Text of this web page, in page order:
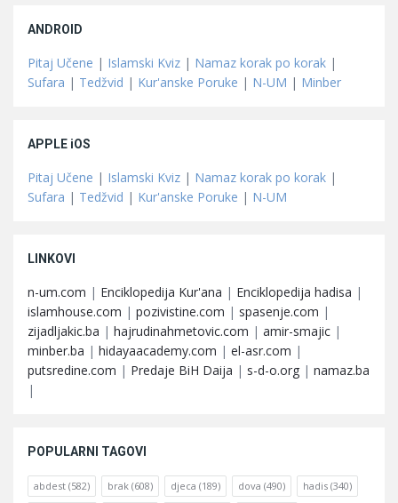
ANDROID
Pitaj Učene | Islamski Kviz | Namaz korak po korak |
Sufara | Tedžvid | Kur'anske Poruke | N-UM | Minber
APPLE iOS
Pitaj Učene | Islamski Kviz | Namaz korak po korak |
Sufara | Tedžvid | Kur'anske Poruke | N-UM
LINKOVI
n-um.com | Enciklopedija Kur'ana | Enciklopedija hadisa |
islamhouse.com | pozivistine.com | spasenje.com |
zijadljakic.ba | hajrudinahmetovic.com | amir-smajic |
minber.ba | hidayaacademy.com | el-asr.com |
putsredine.com | Predaje BiH Daija | s-d-o.org | namaz.ba
|
POPULARNI TAGOVI
abdest (582) brak (608) djeca (189) dova (490) hadis (340)